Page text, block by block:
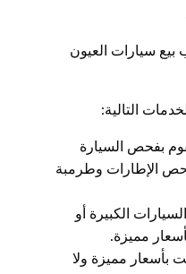
بيع سيارات العيون
التالية:
بفحص السيارة
الإطارات وطرمبة
الكبيرة أو
مميزة.
بأسعار مميزة ولا